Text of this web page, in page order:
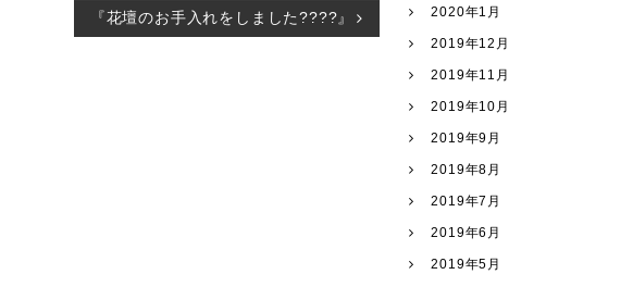
『花壇のお手入れをしました????』 2020年1月
2019年12月
2019年11月
2019年10月
2019年9月
2019年8月
2019年7月
2019年6月
2019年5月